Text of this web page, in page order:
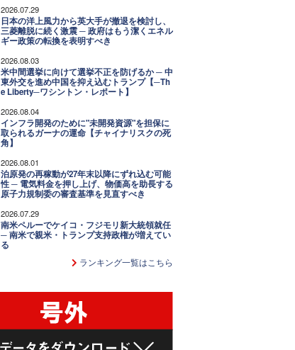
2026.07.29
日本の洋上風力から英大手が撤退を検討し、
三菱離脱に続く激震 ─ 政府はもう潔くエネル
ギー政策の転換を表明すべき
2026.08.03
米中間選挙に向けて選挙不正を防げるか ─ 中
東外交を進め中国を抑え込むトランプ【─Th
e Liberty─ワシントン・レポート】
2026.08.04
インフラ開発のために"未開発資源"を担保に
取られるガーナの運命【チャイナリスクの死
角】
2026.08.01
泊原発の再稼動が27年末以降にずれ込む可能
性 ─ 電気料金を押し上げ、物価高を助長する
原子力規制委の審査基準を見直すべき
2026.07.29
南米ペルーでケイコ・フジモリ新大統領就任
─ 南米で親米・トランプ支持政権が増えてい
る
ランキング一覧はこちら